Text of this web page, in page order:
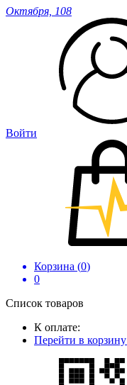
Октября, 108
Войти
Корзина (0)
0
Список товаров
К оплате:
Перейти в корзину